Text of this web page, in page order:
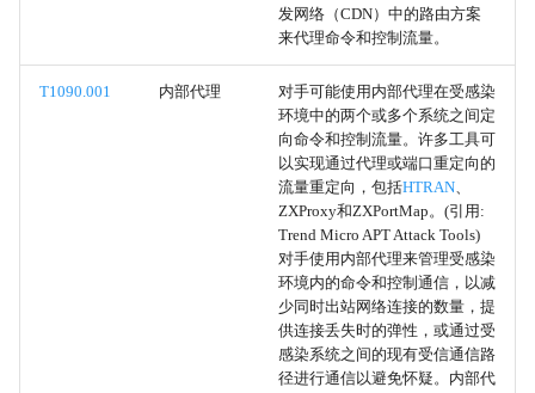
系统网络连接发现
发网络（CDN）中的路由方案
来代理命令和控制流量。
T1090.001 内部代理
对手可能使用内部代理在受感染
环境中的两个或多个系统之间定
向命令和控制流量。许多工具可
以实现通过代理或端口重定向的
流量重定向，包括HTRAN、
ZXProxy和ZXPortMap。(引用:
Trend Micro APT Attack Tools)
对手使用内部代理来管理受感染
环境内的命令和控制通信，以减
少同时出站网络连接的数量，提
供连接丢失时的弹性，或通过受
感染系统之间的现有受信通信路
径进行通信以避免怀疑。内部代